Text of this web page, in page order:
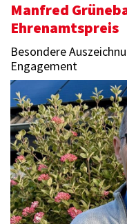
Manfred
Ehrenamtspreis
Besondere
Engagement